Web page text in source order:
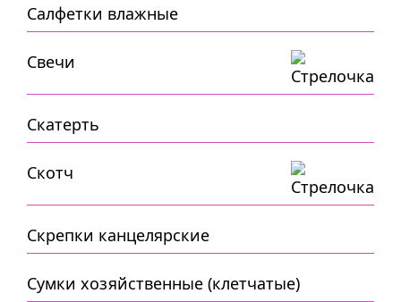
Салфетки влажные
Свечи
Скатерть
Скотч
Скрепки канцелярские
Сумки хозяйственные (клетчатые)